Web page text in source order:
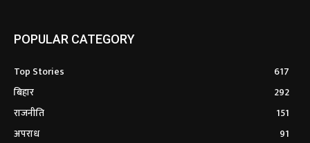
POPULAR CATEGORY
Top Stories
617
बिहार
292
राजनीति
151
अपराध
91